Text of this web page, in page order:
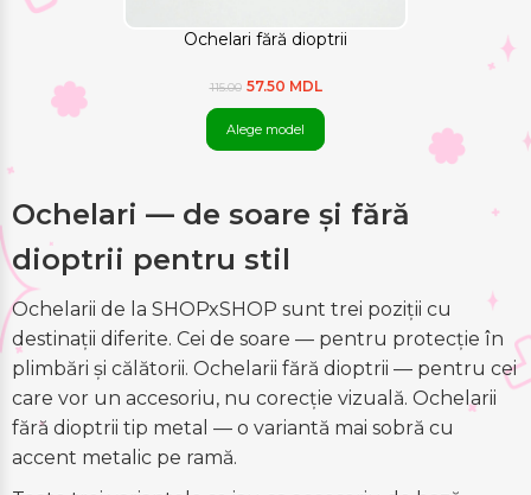
Ochelari fără dioptrii
115.00 57.50 MDL
Alege model
Ochelari — de soare și fără
dioptrii pentru stil
Ochelarii de la SHOPxSHOP sunt trei poziții cu
destinații diferite. Cei de soare — pentru protecție în
plimbări și călătorii. Ochelarii fără dioptrii — pentru cei
care vor un accesoriu, nu corecție vizuală. Ochelarii
fără dioptrii tip metal — o variantă mai sobră cu
accent metalic pe ramă.